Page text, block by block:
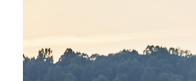
びContinentalが、
び商用向け車両を